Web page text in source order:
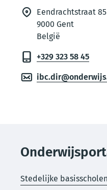
Eendrachtstraat 85
9000 Gent
België
+329 323 58 45
Stedelijke basisscholen